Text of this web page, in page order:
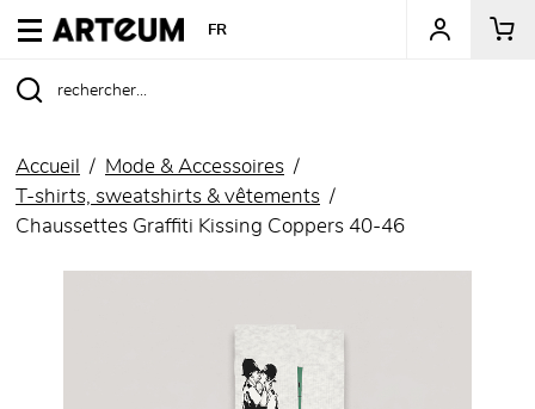
ARTEUM, la référence des boutiques de musées
FR
Accueil
Mode & Accessoires
T-shirts, sweatshirts & vêtements
Chaussettes Graffiti Kissing Coppers 40-46